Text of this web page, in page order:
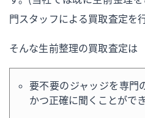
門スタッフによる買取査定を
そんな生前整理の買取査定は
要不要のジャッジを専門
かつ正確に聞くことがで